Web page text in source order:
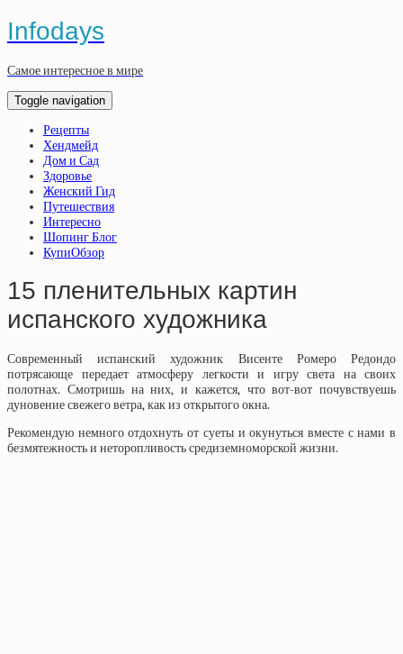
Infodays
Самое интересное в мире
Toggle navigation
Рецепты
Хендмейд
Дом и Сад
Здоровье
Женский Гид
Путешествия
Интересно
Шопинг Блог
КупиОбзор
15 пленительных картин
испанского художника
Современный испанский художник Висенте Ромеро Редондо
потрясающе передает атмосферу легкости и игру света на своих
полотнах. Смотришь на них, и кажется, что вот-вот почувствуешь
дуновение свежего ветра, как из открытого окна.
Рекомендую немного отдохнуть от суеты и окунуться вместе с нами в
безмятежность и неторопливость средиземноморской жизни.